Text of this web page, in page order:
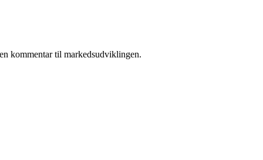
kommentar til markedsudviklingen.